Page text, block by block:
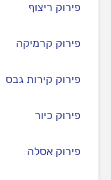
פירוק ריצוף
פירוק קרמיקה
פירוק קירות גבס
פירוק כיור
פירוק אסלה